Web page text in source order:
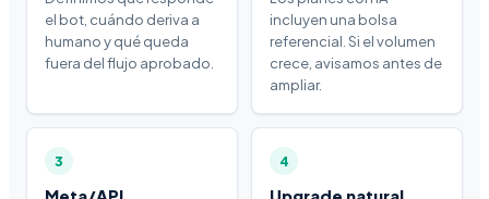
el bot, cuándo deriva a
humano y qué queda
fuera del flujo aprobado.
incluyen una bolsa
referencial. Si el volumen
crece, avisamos antes de
ampliar.
3 4